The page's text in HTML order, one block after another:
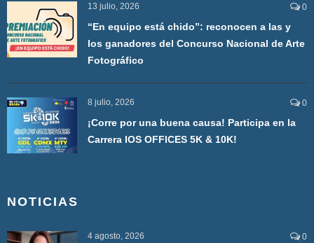
13 julio, 2026 0
“En equipo está chido”: reconocen a las y
los ganadores del Concurso Nacional de Arte
Fotográfico
8 julio, 2026 0
¡Corre por una buena causa! Participa en la
Carrera IOS OFFICES 5K & 10K!
NOTICIAS
4 agosto, 2026 0